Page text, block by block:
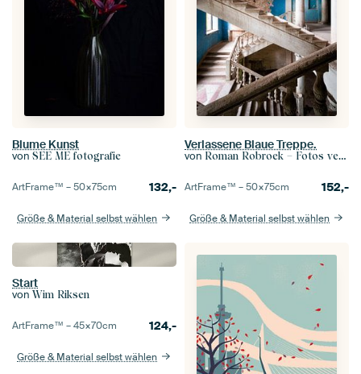
Blume Kunst
von SEE ME fotografie
ArtFrame™ –50×75cm 132,-
Größe & Material selbst wählen
Verlassene Blaue Treppe.
von Roman Robroek – Fotos verlassener Gebäude
ArtFrame™ –50×75cm 152,-
Größe & Material selbst wählen
Start
von Wim Riksen
ArtFrame™ –45×70cm 124,-
Größe & Material selbst wählen